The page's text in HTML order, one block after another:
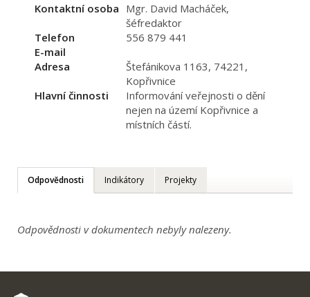
Kontaktní osoba Mgr. David Macháček,
šéfredaktor
Telefon
556 879 441
E-mail
Adresa
Štefánikova 1163, 74221,
Kopřivnice
Hlavní činnosti
Informování veřejnosti o dění
nejen na území Kopřivnice a
místních částí.
Odpovědnosti Indikátory Projekty
Odpovědnosti v dokumentech nebyly nalezeny.